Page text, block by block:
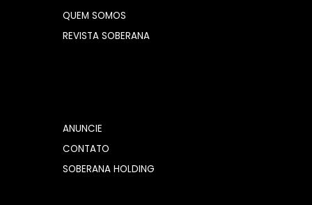
QUEM SOMOS
REVISTA SOBERANA
ANUNCIE
CONTATO
SOBERANA HOLDING